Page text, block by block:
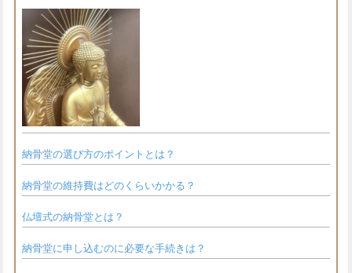
納骨堂の選び方のポイントとは？
納骨堂の維持費はどのくらいかかる？
仏壇式の納骨堂とは？
納骨堂に申し込むのに必要な手続きは？